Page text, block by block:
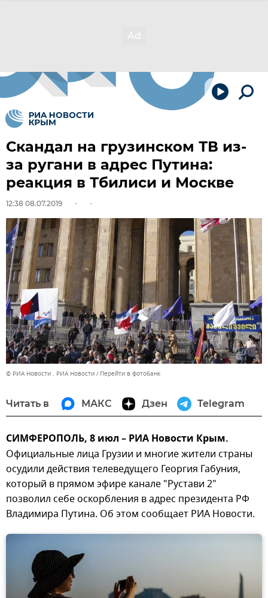
Скандал на грузинском ТВ из-
за ругани в адрес Путина:
реакция в Тбилиси и Москве
12:38 08.07.2019
© РИА Новости . РИА Новости Перейти в фотобанк
Читать в МАКС Дзен Telegram
СИМФЕРОПОЛЬ, 8 июл – РИА Новости Крым.
Официальные лица Грузии и многие жители страны
осудили действия телеведущего Георгия Габуния,
который в прямом эфире канале "Рустави 2"
позволил себе оскорбления в адрес президента РФ
Владимира Путина. Об этом сообщает РИА Новости.